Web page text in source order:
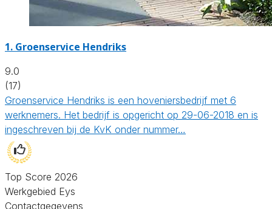
1. Groenservice Hendriks
9.0
(17)
Groenservice Hendriks is een hoveniersbedrijf met 6
werknemers. Het bedrijf is opgericht op 29-06-2018 en is
ingeschreven bij de KvK onder nummer…
Top Score 2026
Werkgebied Eys
Contactgegevens